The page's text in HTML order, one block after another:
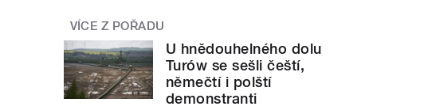
VÍCE Z POŘADU
U hnědouhelného dolu
Turów se sešli čeští,
němečtí i polští
demonstranti